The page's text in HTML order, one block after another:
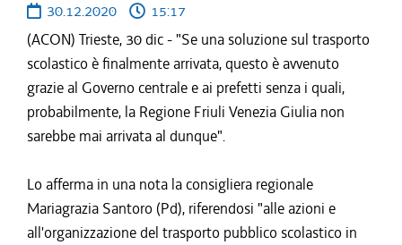
30.12.2020
15:17
(ACON) Trieste, 30 dic - "Se una soluzione sul trasporto
scolastico è finalmente arrivata, questo è avvenuto
grazie al Governo centrale e ai prefetti senza i quali,
probabilmente, la Regione Friuli Venezia Giulia non
sarebbe mai arrivata al dunque".
Lo afferma in una nota la consigliera regionale
Mariagrazia Santoro (Pd), riferendosi "alle azioni e
all'organizzazione del trasporto pubblico scolastico in